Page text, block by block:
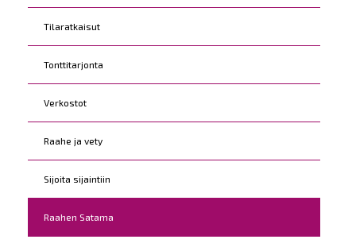
Tilaratkaisut
Tonttitarjonta
Verkostot
Raahe ja vety
Sijoita sijaintiin
Raahen Satama